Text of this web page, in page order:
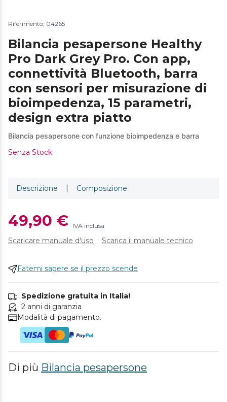
Riferimento: 04265
Bilancia pesapersone Healthy
Pro Dark Grey Pro. Con app,
connettività Bluetooth, barra
con sensori per misurazione di
bioimpedenza, 15 parametri,
design extra piatto
Bilancia pesapersone con funzione bioimpedenza e barra
Senza Stock
Descrizione | Composizione
49,90 € IVA inclusa
Scaricare manuale d'uso Scarica il manuale tecnico
Fatemi sapere se il prezzo scende
Spedizione gratuita in Italia!
2 anni di garanzia
Modalità di pagamento.
Di più Bilancia pesapersone